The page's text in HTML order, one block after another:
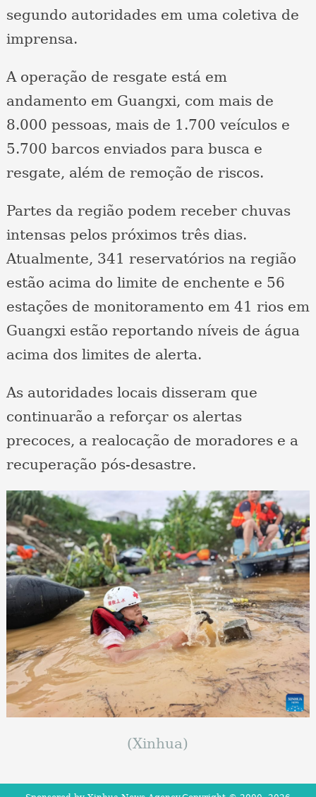
segundo autoridades em uma coletiva de
imprensa.
A operação de resgate está em
andamento em Guangxi, com mais de
8.000 pessoas, mais de 1.700 veículos e
5.700 barcos enviados para busca e
resgate, além de remoção de riscos.
Partes da região podem receber chuvas
intensas pelos próximos três dias.
Atualmente, 341 reservatórios na região
estão acima do limite de enchente e 56
estações de monitoramento em 41 rios em
Guangxi estão reportando níveis de água
acima dos limites de alerta.
As autoridades locais disseram que
continuarão a reforçar os alertas
precoces, a realocação de moradores e a
recuperação pós-desastre.
(Xinhua)